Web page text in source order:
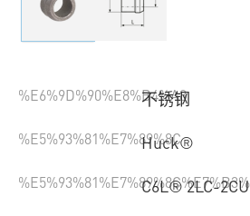
%E6%9D%90%E8%B4%A8
不锈钢
%E5%93%81%E7%89%8C
Huck®
C6L® 2LC-2CU